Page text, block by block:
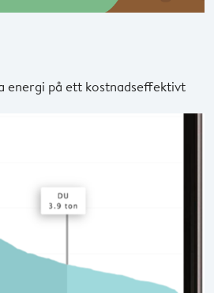
energi på ett kostnadseffektivt